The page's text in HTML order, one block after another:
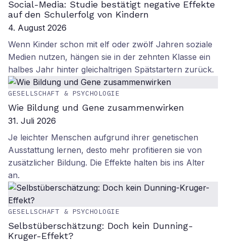
Social-Media: Studie bestätigt negative Effekte
auf den Schulerfolg von Kindern
4. August 2026
Wenn Kinder schon mit elf oder zwölf Jahren soziale
Medien nutzen, hängen sie in der zehnten Klasse ein
halbes Jahr hinter gleichaltrigen Spätstartern zurück.
GESELLSCHAFT & PSYCHOLOGIE
Wie Bildung und Gene zusammenwirken
31. Juli 2026
Je leichter Menschen aufgrund ihrer genetischen
Ausstattung lernen, desto mehr profitieren sie von
zusätzlicher Bildung. Die Effekte halten bis ins Alter
an.
GESELLSCHAFT & PSYCHOLOGIE
Selbstüberschätzung: Doch kein Dunning-
Kruger-Effekt?